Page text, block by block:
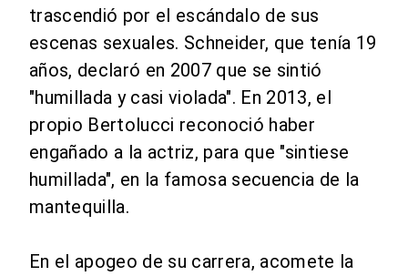
trascendió por el escándalo de sus
escenas sexuales. Schneider, que tenía 19
años, declaró en 2007 que se sintió
"humillada y casi violada". En 2013, el
propio Bertolucci reconoció haber
engañado a la actriz, para que "sintiese
humillada", en la famosa secuencia de la
mantequilla.
En el apogeo de su carrera, acomete la